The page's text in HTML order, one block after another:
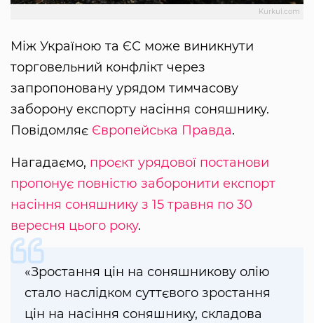
Kurkul.com
Між Україною та ЄС може виникнути
торговельний конфлікт через
запропоновану урядом тимчасову
заборону експорту насіння соняшнику.
Повідомляє Європейська Правда.
Нагадаємо, проєкт урядової постанови
пропонує повністю заборонити експорт
насіння соняшнику з 15 травня по 30
вересня цього року.
«Зростання цін на соняшникову олію
стало наслідком суттєвого зростання
цін на насіння соняшнику, складова